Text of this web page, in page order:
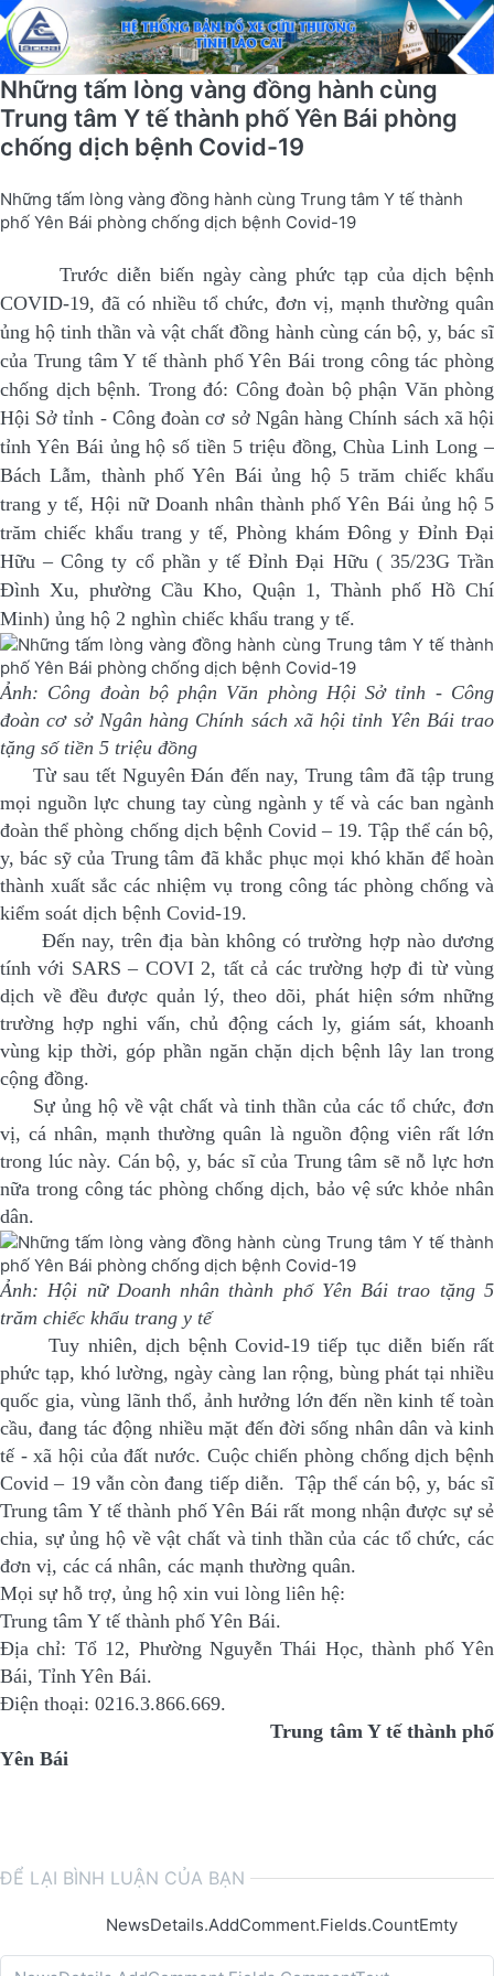
Những tấm lòng vàng đồng hành cùng
Trung tâm Y tế thành phố Yên Bái phòng
chống dịch bệnh Covid-19
Những tấm lòng vàng đồng hành cùng Trung tâm Y tế thành
phố Yên Bái phòng chống dịch bệnh Covid-19
Trước diễn biến ngày càng phức tạp của dịch bệnh
COVID-19, đã có nhiều tổ chức, đơn vị, mạnh thường quân
ủng hộ tinh thần và vật chất đồng hành cùng cán bộ, y, bác sĩ
của Trung tâm Y tế thành phố Yên Bái trong công tác phòng
chống dịch bệnh. Trong đó: Công đoàn bộ phận Văn phòng
Hội Sở tỉnh - Công đoàn cơ sở Ngân hàng Chính sách xã hội
tỉnh Yên Bái ủng hộ số tiền 5 triệu đồng, Chùa Linh Long –
Bách Lẫm, thành phố Yên Bái ủng hộ 5 trăm chiếc khẩu
trang y tế, Hội nữ Doanh nhân thành phố Yên Bái ủng hộ 5
trăm chiếc khẩu trang y tế, Phòng khám Đông y Đỉnh Đại
Hữu – Công ty cổ phần y tế Đỉnh Đại Hữu ( 35/23G Trần
Đình Xu, phường Cầu Kho, Quận 1, Thành phố Hồ Chí
Minh) ủng hộ 2 nghìn chiếc khẩu trang y tế.
Ảnh: Công đoàn bộ phận Văn phòng Hội Sở tỉnh - Công
đoàn cơ sở Ngân hàng Chính sách xã hội tỉnh Yên Bái trao
tặng số tiền 5 triệu đồng
Từ sau tết Nguyên Đán đến nay, Trung tâm đã tập trung
mọi nguồn lực chung tay cùng ngành y tế và các ban ngành
đoàn thể phòng chống dịch bệnh Covid – 19. Tập thể cán bộ,
y, bác sỹ của Trung tâm đã khắc phục mọi khó khăn để hoàn
thành xuất sắc các nhiệm vụ trong công tác phòng chống và
kiểm soát dịch bệnh Covid-19.
Đến nay, trên địa bàn không có trường hợp nào dương
tính với SARS – COVI 2, tất cả các trường hợp đi từ vùng
dịch về đều được quản lý, theo dõi, phát hiện sớm những
trường hợp nghi vấn, chủ động cách ly, giám sát, khoanh
vùng kịp thời, góp phần ngăn chặn dịch bệnh lây lan trong
cộng đồng.
Sự ủng hộ về vật chất và tinh thần của các tổ chức, đơn
vị, cá nhân, mạnh thường quân là nguồn động viên rất lớn
trong lúc này. Cán bộ, y, bác sĩ của Trung tâm sẽ nỗ lực hơn
nữa trong công tác phòng chống dịch, bảo vệ sức khỏe nhân
dân.
Ảnh: Hội nữ Doanh nhân thành phố Yên Bái trao tặng 5
trăm chiếc khẩu trang y tế
Tuy nhiên, dịch bệnh Covid-19 tiếp tục diễn biến rất
phức tạp, khó lường, ngày càng lan rộng, bùng phát tại nhiều
quốc gia, vùng lãnh thổ, ảnh hưởng lớn đến nền kinh tế toàn
cầu, đang tác động nhiều mặt đến đời sống nhân dân và kinh
tế - xã hội của đất nước. Cuộc chiến phòng chống dịch bệnh
Covid – 19 vẫn còn đang tiếp diễn. Tập thể cán bộ, y, bác sĩ
Trung tâm Y tế thành phố Yên Bái rất mong nhận được sự sẻ
chia, sự ủng hộ về vật chất và tinh thần của các tổ chức, các
đơn vị, các cá nhân, các mạnh thường quân.
Mọi sự hỗ trợ, ủng hộ xin vui lòng liên hệ:
Trung tâm Y tế thành phố Yên Bái.
Địa chỉ: Tổ 12, Phường Nguyễn Thái Học, thành phố Yên
Bái, Tỉnh Yên Bái.
Điện thoại: 0216.3.866.669.
Trung tâm Y tế thành phố
Yên Bái
ĐỂ LẠI BÌNH LUẬN CỦA BẠN
NewsDetails.AddComment.Fields.CountEmty